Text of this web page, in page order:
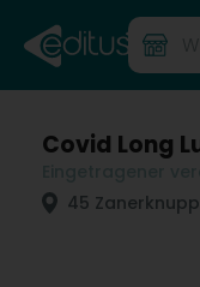
Covid Long
45 Zanerknupp